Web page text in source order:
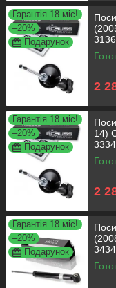
Гарантія 18 міс!
–20%
Подарунок
2
Гарантія 18 міс!
–20%
Подарунок
14)
2
Гарантія 18 міс!
–20%
Подарунок